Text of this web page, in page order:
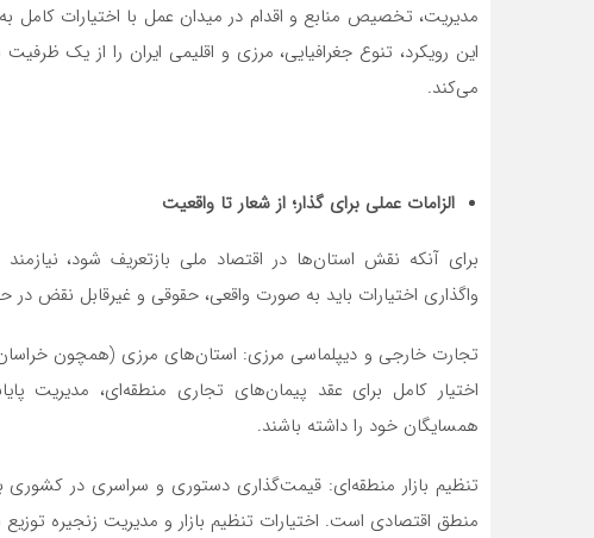
مدیریت، تخصیص منابع و اقدام در میدان عمل با اختیارات کامل
این رویکرد، تنوع جغرافیایی، مرزی و اقلیمی ایران را از یک
می‌کند.
الزامات عملی برای گذار؛ از شعار تا واقعیت
برای آنکه نقش استان‌ها در اقتصاد ملی بازتعریف شود،
واگذاری اختیارات باید به صورت واقعی، حقوقی و غیرقابل نقض
تجارت خارجی و دیپلماسی مرزی: استان‌های مرزی (همچون
اختیار کامل برای عقد پیمان‌های تجاری منطقه‌ای، مدیریت
همسایگان خود را داشته باشند.
تنظیم بازار منطقه‌ای: قیمت‌گذاری دستوری و سراسری در کشوری
منطق اقتصادی است. اختیارات تنظیم بازار و مدیریت زنجیره توزیع